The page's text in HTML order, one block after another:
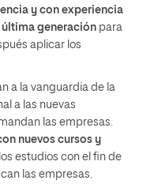
y con experiencia
generación para
aplicar los
a la vanguardia de la
a las nuevas
las empresas.
nuevos cursos y
estudios con el fin de
las empresas.